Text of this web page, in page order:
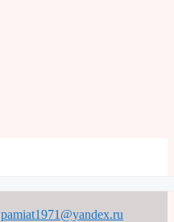
pamiat1971@yandex.ru